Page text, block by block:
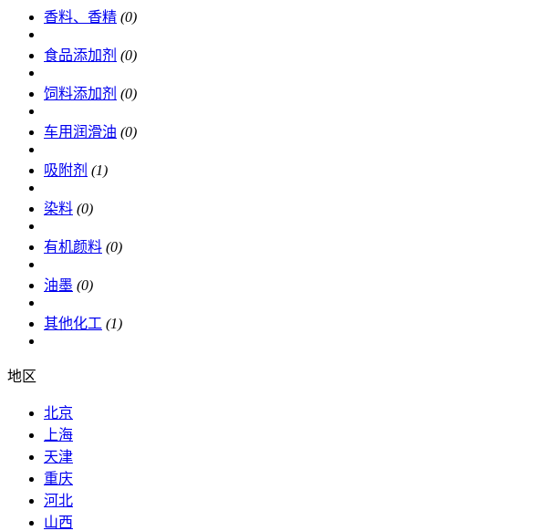
香料、香精 (0)
食品添加剂 (0)
饲料添加剂 (0)
车用润滑油 (0)
吸附剂 (1)
染料 (0)
有机颜料 (0)
油墨 (0)
其他化工 (1)
地区
北京
上海
天津
重庆
河北
山西